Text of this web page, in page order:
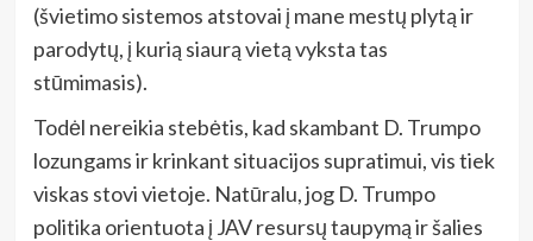
(švietimo sistemos atstovai į mane mestų plytą ir
parodytų, į kurią siaurą vietą vyksta tas
stūmimasis).
Todėl nereikia stebėtis, kad skambant D. Trumpo
lozungams ir krinkant situacijos supratimui, vis tiek
viskas stovi vietoje. Natūralu, jog D. Trumpo
politika orientuota į JAV resursų taupymą ir šalies